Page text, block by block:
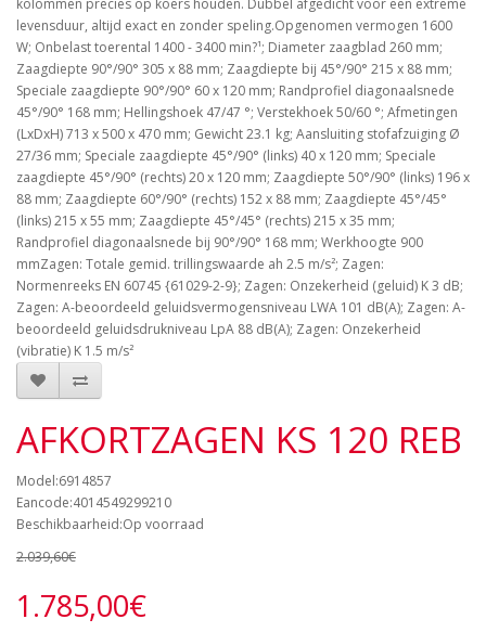
kolommen precies op koers houden. Dubbel afgedicht voor een extreme
levensduur, altijd exact en zonder speling.Opgenomen vermogen 1600
W; Onbelast toerental 1400 - 3400 min?¹; Diameter zaagblad 260 mm;
Zaagdiepte 90°/90° 305 x 88 mm; Zaagdiepte bij 45°/90° 215 x 88 mm;
Speciale zaagdiepte 90°/90° 60 x 120 mm; Randprofiel diagonaalsnede
45°/90° 168 mm; Hellingshoek 47/47 °; Verstekhoek 50/60 °; Afmetingen
(LxDxH) 713 x 500 x 470 mm; Gewicht 23.1 kg; Aansluiting stofafzuiging Ø
27/36 mm; Speciale zaagdiepte 45°/90° (links) 40 x 120 mm; Speciale
zaagdiepte 45°/90° (rechts) 20 x 120 mm; Zaagdiepte 50°/90° (links) 196 x
88 mm; Zaagdiepte 60°/90° (rechts) 152 x 88 mm; Zaagdiepte 45°/45°
(links) 215 x 55 mm; Zaagdiepte 45°/45° (rechts) 215 x 35 mm;
Randprofiel diagonaalsnede bij 90°/90° 168 mm; Werkhoogte 900
mmZagen: Totale gemid. trillingswaarde ah 2.5 m/s²; Zagen:
Normenreeks EN 60745 {61029-2-9}; Zagen: Onzekerheid (geluid) K 3 dB;
Zagen: A-beoordeeld geluidsvermogensniveau LWA 101 dB(A); Zagen: A-
beoordeeld geluidsdrukniveau LpA 88 dB(A); Zagen: Onzekerheid
(vibratie) K 1.5 m/s²
AFKORTZAGEN KS 120 REB
Model:6914857
Eancode:4014549299210
Beschikbaarheid:Op voorraad
2.039,60€
1.785,00€